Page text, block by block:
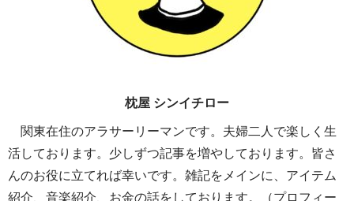
枕屋 シンイチロー
関東在住のアラサーリーマンです。夫婦二人で楽しく生
活しております。少しずつ記事を増やしております。皆さ
んのお役に立てれば幸いです。雑記をメインに、アイテム
紹介、音楽紹介、お金の話をしております。（プロフィー